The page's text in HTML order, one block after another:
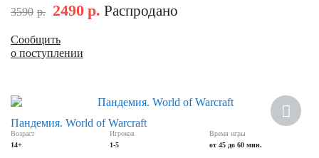
3590 р. 2490 р. Распродано
Сообщить
о поступлении
Пандемия. World of Warcraft
Возраст
14+
Игроков
1-5
Время игры
от 45 до 60 мин.